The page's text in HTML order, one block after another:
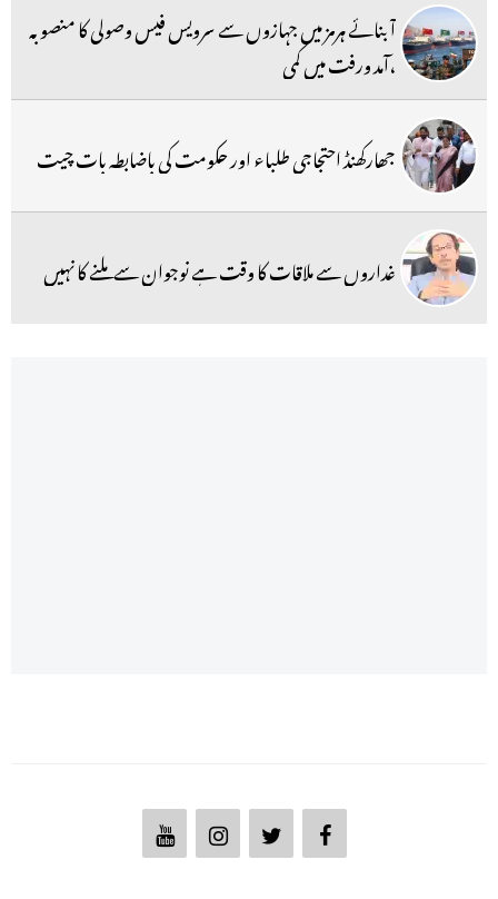
آبنائے ہرمز میں جہازوں سے سرویس فیس وصولی کا منصوبہ
،آمد ورفت میں کمی
جھارکھنڈ احتجاجی طلباء اور حکومت کی باضابطہ بات چیت
غداروں سے ملاقات کا وقت ہے نوجوان سے ملنے کا نہیں